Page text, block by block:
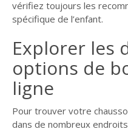
vérifiez toujours les
spécifique de l’enfant.
Explorer les
options de
ligne
Pour trouver votre
dans de nombreux